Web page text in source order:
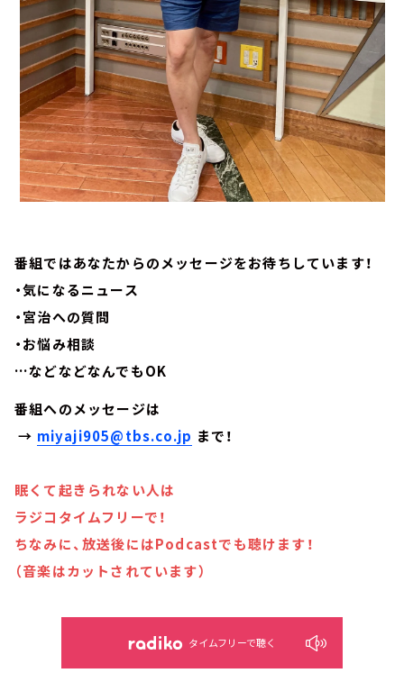
番組ではあなたからのメッセージをお待ちしています！
・気になるニュース
・宮治への質問
・お悩み相談
…などなどなんでもOK
番組へのメッセージは
→ miyaji905@tbs.co.jp まで！
眠くて起きられない人は
ラジコタイムフリーで！
ちなみに、放送後にはPodcastでも聴けます！
（音楽はカットされています）
タイムフリーで聴く